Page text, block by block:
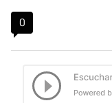
0